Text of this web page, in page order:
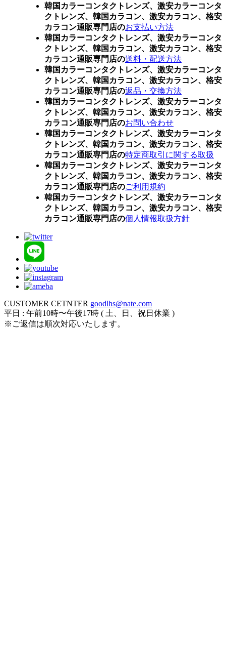
韓国カラーコンタクトレンズ、激安カラーコンタ
クトレンズ、韓国カラコン、激安カラコン、格安
カラコン通販専門店のお支払い方法
韓国カラーコンタクトレンズ、激安カラーコンタ
クトレンズ、韓国カラコン、激安カラコン、格安
カラコン通販専門店の送料・配送方法
韓国カラーコンタクトレンズ、激安カラーコンタ
クトレンズ、韓国カラコン、激安カラコン、格安
カラコン通販専門店の返品・交換方法
韓国カラーコンタクトレンズ、激安カラーコンタ
クトレンズ、韓国カラコン、激安カラコン、格安
カラコン通販専門店のお問い合わせ
韓国カラーコンタクトレンズ、激安カラーコンタ
クトレンズ、韓国カラコン、激安カラコン、格安
カラコン通販専門店の特定商取引に関する取扱
韓国カラーコンタクトレンズ、激安カラーコンタ
クトレンズ、韓国カラコン、激安カラコン、格安
カラコン通販専門店のご利用規約
韓国カラーコンタクトレンズ、激安カラーコンタ
クトレンズ、韓国カラコン、激安カラコン、格安
カラコン通販専門店の個人情報取扱方針
CUSTOMER CETNTER goodlhs@nate.com
平日 : 午前10時〜午後17時 ( 土、日、祝日休業 )
※ご返信は順次対応いたします。